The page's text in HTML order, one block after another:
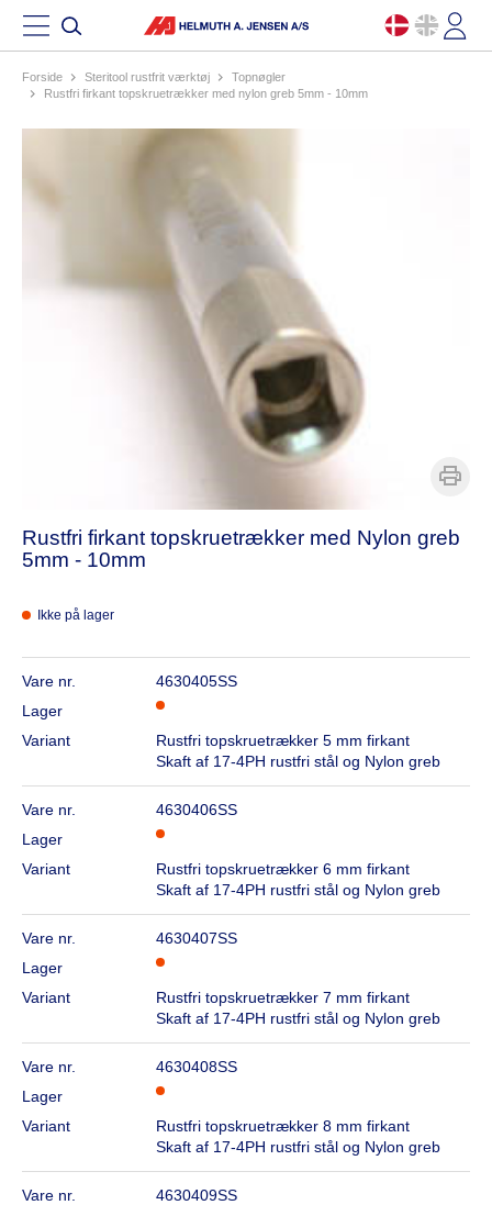
Forside steritool rustfrit værktøj
topnøgler
rustfri firkant topskruetrækker med nylon greb 5mm - 10mm
Rustfri firkant topskruetrækker med Nylon greb
5mm - 10mm
Ikke på lager
Vare nr.
4630405SS
Lager
Variant
Rustfri topskruetrækker 5 mm firkant
Skaft af 17-4PH rustfri stål og Nylon greb
Vare nr.
4630406SS
Lager
Variant
Rustfri topskruetrækker 6 mm firkant
Skaft af 17-4PH rustfri stål og Nylon greb
Vare nr.
4630407SS
Lager
Variant
Rustfri topskruetrækker 7 mm firkant
Skaft af 17-4PH rustfri stål og Nylon greb
Vare nr.
4630408SS
Lager
Variant
Rustfri topskruetrækker 8 mm firkant
Skaft af 17-4PH rustfri stål og Nylon greb
Vare nr.
4630409SS